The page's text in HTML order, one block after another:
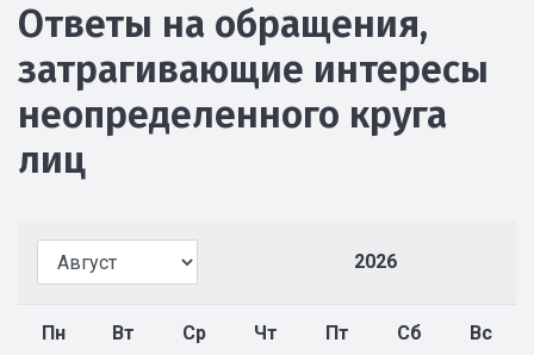
Ответы на обращения,
затрагивающие интересы
неопределенного круга
лиц
2026
Пн Вт Ср Чт Пт Сб Вс